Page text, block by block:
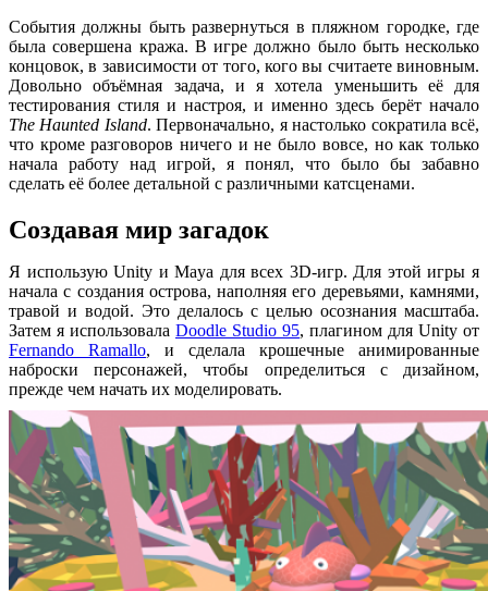
События должны быть развернуться в пляжном городке, где
была совершена кража. В игре должно было быть несколько
концовок, в зависимости от того, кого вы считаете виновным.
Довольно объёмная задача, и я хотела уменьшить её для
тестирования стиля и настроя, и именно здесь берёт начало
The Haunted Island. Первоначально, я настолько сократила всё,
что кроме разговоров ничего и не было вовсе, но как только
начала работу над игрой, я понял, что было бы забавно
сделать её более детальной с различными катсценами.
Создавая мир загадок
Я использую Unity и Maya для всех 3D-игр. Для этой игры я
начала с создания острова, наполняя его деревьями, камнями,
травой и водой. Это делалось с целью осознания масштаба.
Затем я использовала Doodle Studio 95, плагином для Unity от
Fernando Ramallo, и сделала крошечные анимированные
наброски персонажей, чтобы определиться с дизайном,
прежде чем начать их моделировать.